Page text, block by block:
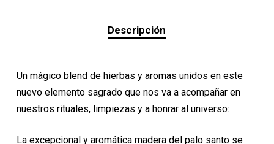
Descripción
Un mágico blend de hierbas y aromas unidos en este
nuevo elemento sagrado que nos va a acompañar en
nuestros rituales, limpiezas y a honrar al universo:
La excepcional y aromática madera del palo santo se